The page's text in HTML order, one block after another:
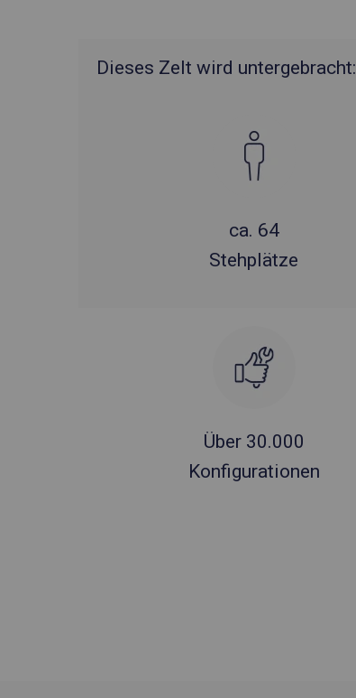
Dieses Zelt wird untergebracht:
ca. 64
Stehplätze
Über 30.000
Konfigurationen